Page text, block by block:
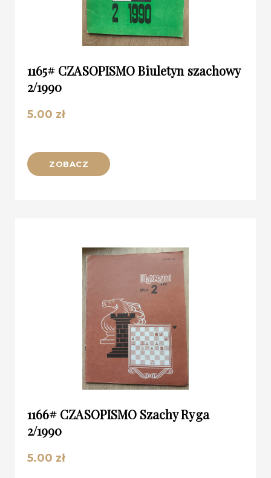
1165# CZASOPISMO Biuletyn szachowy
2/1990
5.00 zł
ZOBACZ
1166# CZASOPISMO Szachy Ryga
2/1990
5.00 zł